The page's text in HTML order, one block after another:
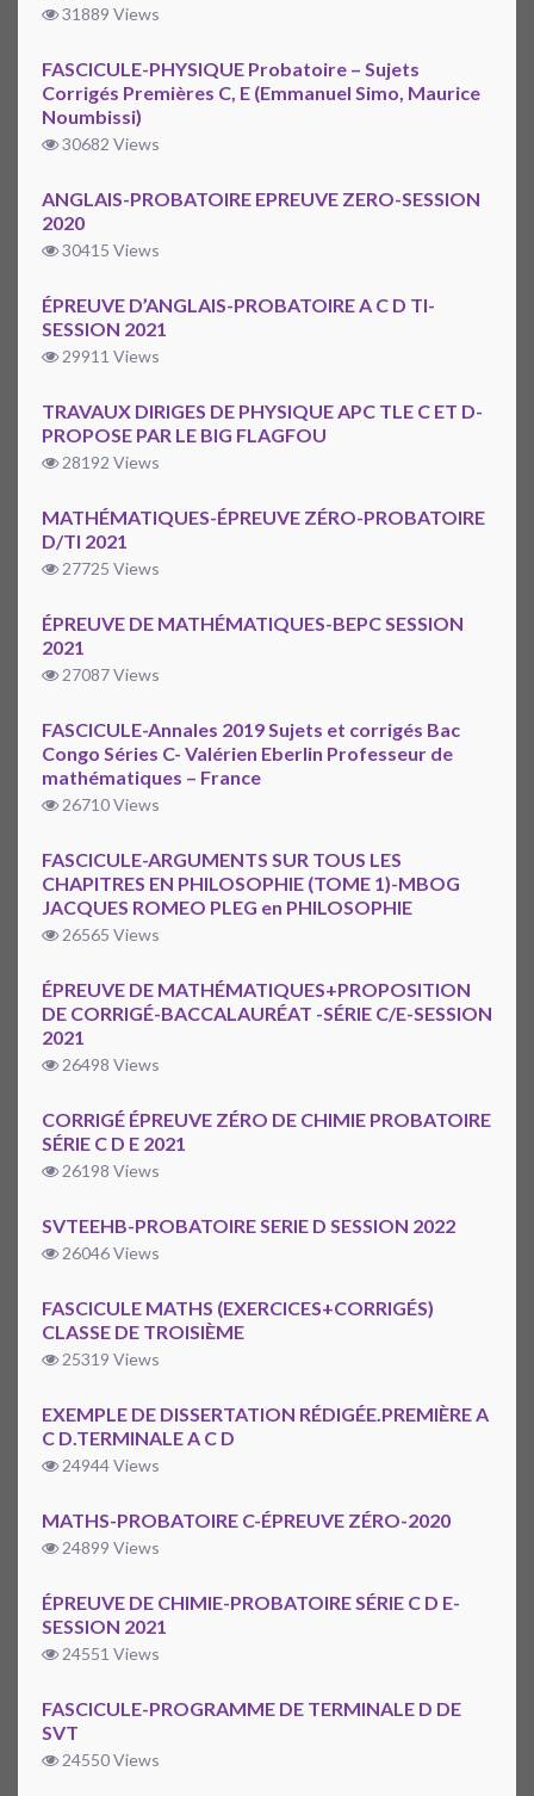
31889 Views
FASCICULE-PHYSIQUE Probatoire – Sujets
Corrigés Premières C, E (Emmanuel Simo, Maurice
Noumbissi)
30682 Views
ANGLAIS-PROBATOIRE EPREUVE ZERO-SESSION
2020
30415 Views
ÉPREUVE D’ANGLAIS-PROBATOIRE A C D TI-
SESSION 2021
29911 Views
TRAVAUX DIRIGES DE PHYSIQUE APC TLE C ET D-
PROPOSE PAR LE BIG FLAGFOU
28192 Views
MATHÉMATIQUES-ÉPREUVE ZÉRO-PROBATOIRE
D/TI 2021
27725 Views
ÉPREUVE DE MATHÉMATIQUES-BEPC SESSION
2021
27087 Views
FASCICULE-Annales 2019 Sujets et corrigés Bac
Congo Séries C- Valérien Eberlin Professeur de
mathématiques – France
26710 Views
FASCICULE-ARGUMENTS SUR TOUS LES
CHAPITRES EN PHILOSOPHIE (TOME 1)-MBOG
JACQUES ROMEO PLEG en PHILOSOPHIE
26565 Views
ÉPREUVE DE MATHÉMATIQUES+PROPOSITION
DE CORRIGÉ-BACCALAURÉAT -SÉRIE C/E-SESSION
2021
26498 Views
CORRIGÉ ÉPREUVE ZÉRO DE CHIMIE PROBATOIRE
SÉRIE C D E 2021
26198 Views
SVTEEHB-PROBATOIRE SERIE D SESSION 2022
26046 Views
FASCICULE MATHS (EXERCICES+CORRIGÉS)
CLASSE DE TROISIÈME
25319 Views
EXEMPLE DE DISSERTATION RÉDIGÉE.PREMIÈRE A
C D.TERMINALE A C D
24944 Views
MATHS-PROBATOIRE C-ÉPREUVE ZÉRO-2020
24899 Views
ÉPREUVE DE CHIMIE-PROBATOIRE SÉRIE C D E-
SESSION 2021
24551 Views
FASCICULE-PROGRAMME DE TERMINALE D DE
SVT
24550 Views